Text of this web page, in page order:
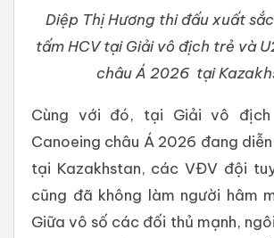
Diệp Thị Hương thi đấu xuất
tấm HCV tại Giải vô địch trẻ và
châu Á 2026 tại
Cùng với đó, tại Giải vô
Canoeing châu Á 2026 đang
tại Kazakhstan, các VĐV đội
cũng đã không làm người hâm
Giữa vô số các đối thủ mạnh,